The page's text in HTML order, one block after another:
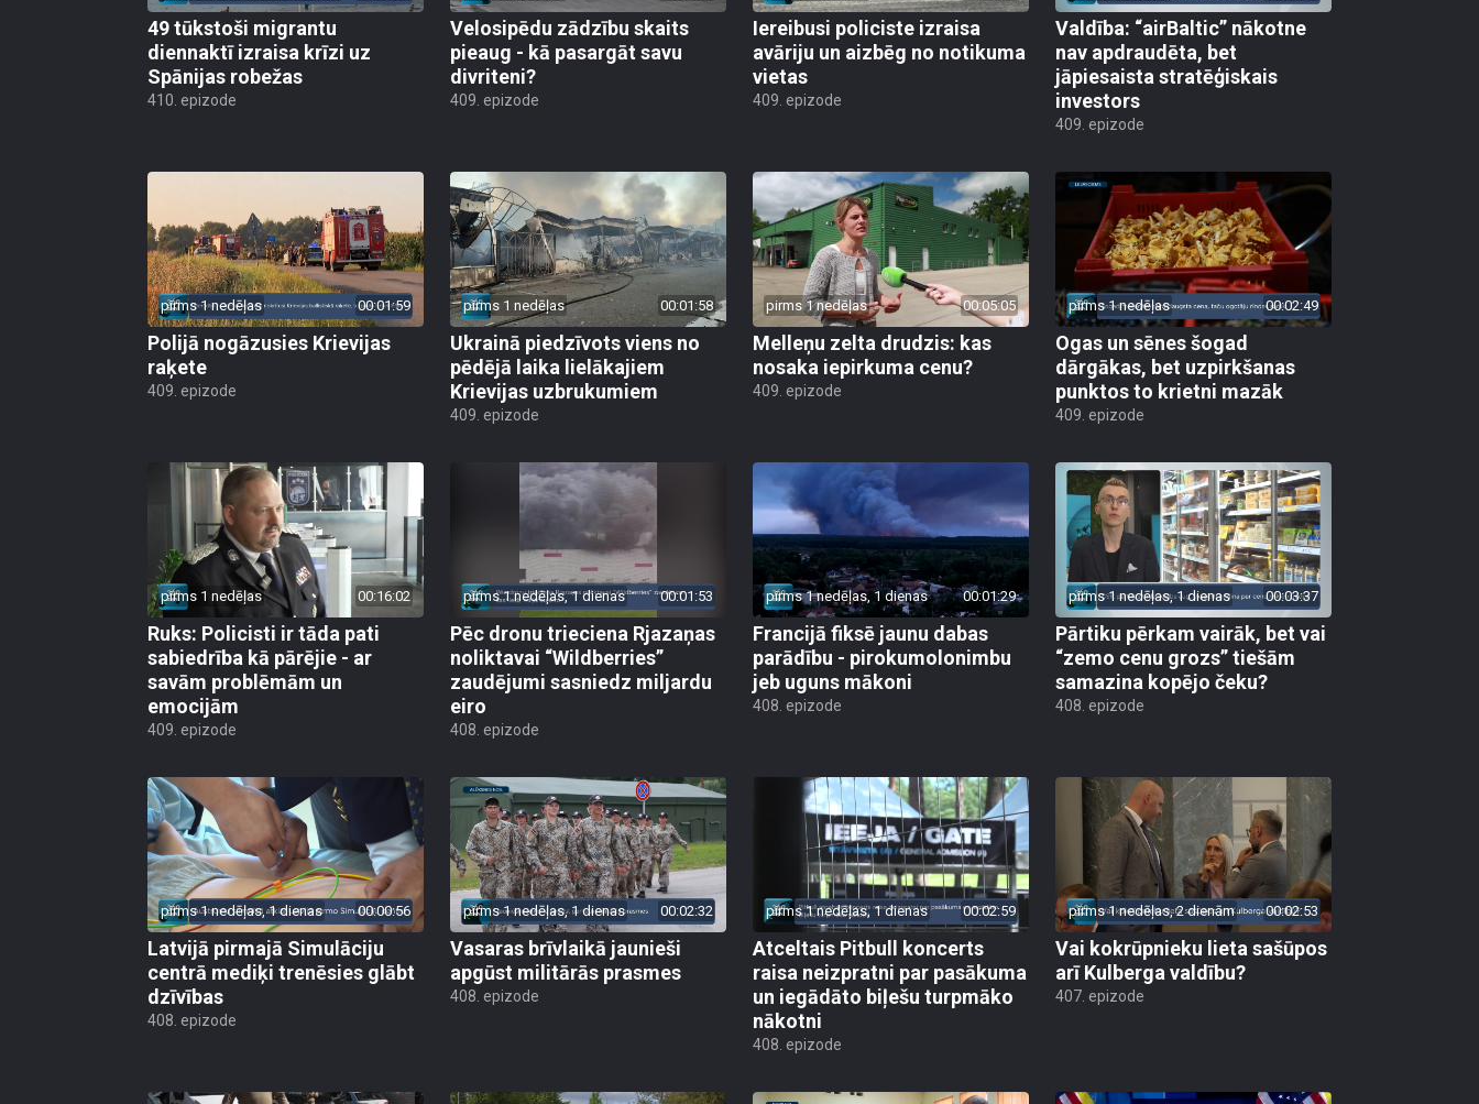
49 tūkstoši migrantu
diennaktī izraisa krīzi uz
Spānijas robežas
410. epizode
Velosipēdu zādzību skaits
pieaug - kā pasargāt savu
divriteni?
409. epizode
Iereibusi policiste izraisa
avāriju un aizbēg no notikuma
vietas
409. epizode
Valdība: “airBaltic” nākotne
nav apdraudēta, bet
jāpiesaista stratēģiskais
investors
409. epizode
pirms 1 nedēļas 00:01:59
Polijā nogāzusies Krievijas
raķete
409. epizode
pirms 1 nedēļas 00:01:58
Ukrainā piedzīvots viens no
pēdējā laika lielākajiem
Krievijas uzbrukumiem
409. epizode
pirms 1 nedēļas 00:05:05
Melleņu zelta drudzis: kas
nosaka iepirkuma cenu?
409. epizode
pirms 1 nedēļas 00:02:49
Ogas un sēnes šogad
dārgākas, bet uzpirkšanas
punktos to krietni mazāk
409. epizode
pirms 1 nedēļas 00:16:02
Ruks: Policisti ir tāda pati
sabiedrība kā pārējie - ar
savām problēmām un
emocijām
409. epizode
pirms 1 nedēļas, 1 dienas 00:01:53
Pēc dronu trieciena Rjazaņas
noliktavai “Wildberries”
zaudējumi sasniedz miljardu
eiro
408. epizode
pirms 1 nedēļas, 1 dienas 00:01:29
Francijā fiksē jaunu dabas
parādību - pirokumolonimbu
jeb uguns mākoni
408. epizode
pirms 1 nedēļas, 1 dienas 00:03:37
Pārtiku pērkam vairāk, bet vai
“zemo cenu grozs” tiešām
samazina kopējo čeku?
408. epizode
pirms 1 nedēļas, 1 dienas 00:00:56
Latvijā pirmajā Simulāciju
centrā mediķi trenēsies glābt
dzīvības
408. epizode
pirms 1 nedēļas, 1 dienas 00:02:32
Vasaras brīvlaikā jaunieši
apgūst militārās prasmes
408. epizode
pirms 1 nedēļas, 1 dienas 00:02:59
Atceltais Pitbull koncerts
raisa neizpratni par pasākuma
un iegādāto biļešu turpmāko
nākotni
408. epizode
pirms 1 nedēļas, 2 dienām 00:02:53
Vai kokrūpnieku lieta sašūpos
arī Kulberga valdību?
407. epizode